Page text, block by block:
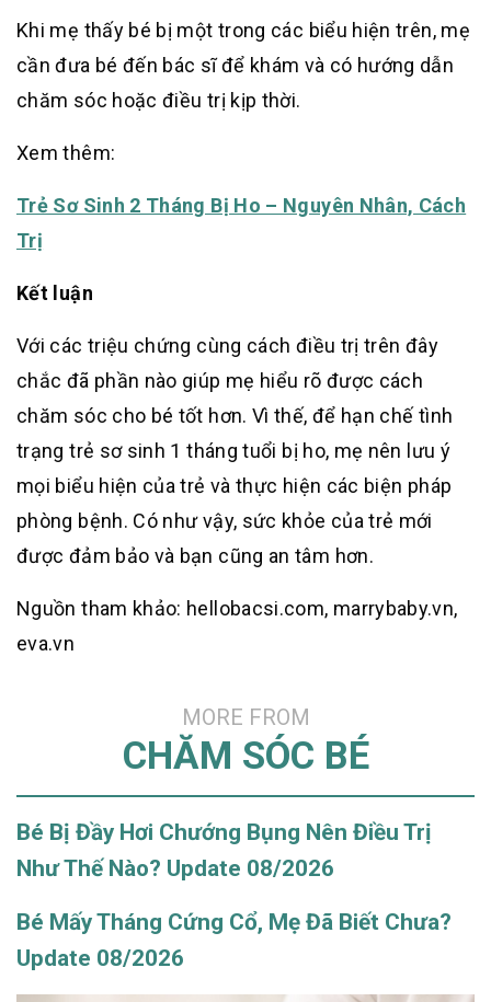
Khi mẹ thấy bé bị một trong các biểu hiện trên, mẹ
cần đưa bé đến bác sĩ để khám và có hướng dẫn
chăm sóc hoặc điều trị kịp thời.
Xem thêm:
Trẻ Sơ Sinh 2 Tháng Bị Ho – Nguyên Nhân, Cách
Trị
Kết luận
Với các triệu chứng cùng cách điều trị trên đây
chắc đã phần nào giúp mẹ hiểu rõ được cách
chăm sóc cho bé tốt hơn. Vì thế, để hạn chế tình
trạng trẻ sơ sinh 1 tháng tuổi bị ho, mẹ nên lưu ý
mọi biểu hiện của trẻ và thực hiện các biện pháp
phòng bệnh. Có như vậy, sức khỏe của trẻ mới
được đảm bảo và bạn cũng an tâm hơn.
Nguồn tham khảo: hellobacsi.com, marrybaby.vn,
eva.vn
MORE FROM
CHĂM SÓC BÉ
Bé Bị Đầy Hơi Chướng Bụng Nên Điều Trị
Như Thế Nào? Update 08/2026
Bé Mấy Tháng Cứng Cổ, Mẹ Đã Biết Chưa?
Update 08/2026